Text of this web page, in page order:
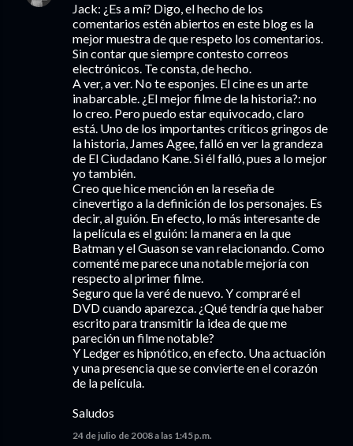
Jack: ¿Es a mí? Digo, el hecho de los
comentarios estén abiertos en este blog es la
mejor muestra de que respeto los comentarios.
Sin contar que siempre contesto correos
electrónicos. Te consta, de hecho.
A ver, a ver. No te esponjes. El cine es un arte
inabarcable. ¿El mejor filme de la historia?: no
lo creo. Pero puedo estar equivocado, claro
está. Uno de los importantes críticos gringos de
la historia, James Agee, falló en ver la grandeza
de El Ciudadano Kane. Si él falló, pues a lo mejor
yo también.
Creo que hice mención en la reseña de
cinevertigo a la definición de los personajes. Es
decir, al guión. En efecto, lo más interesante de
la película es el guión: la manera en la que
Batman y el Guason se van relacionando. Como
comenté me parece una notable mejoría con
respecto al primer filme.
Seguro que la veré de nuevo. Y compraré el
DVD cuando aparezca. ¿Qué tendría que haber
escrito para transmitir la idea de que me
pareción un filme notable?
Y Ledger es hipnótico, en efecto. Una actuación
y una presencia que se convierte en el corazón
de la película.
Saludos
24 de julio de 2008 a las 1:45 p.m.